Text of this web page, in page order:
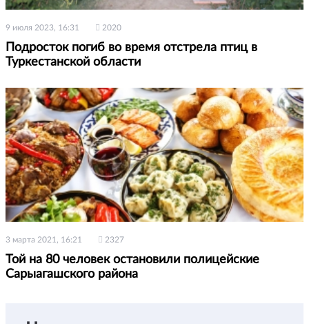
9 июля 2023, 16:31 2020
Подросток погиб во время отстрела птиц в
Туркестанской области
3 марта 2021, 16:21 2327
Той на 80 человек остановили полицейские
Сарыагашского района